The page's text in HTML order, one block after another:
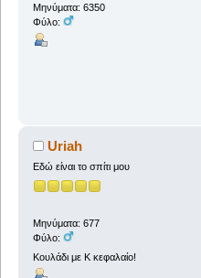
Μηνύματα: 6350
Φύλο:
Uriah
Εδώ είναι το σπίτι μου
Μηνύματα: 677
Φύλο:
Κουλάδι με Κ κεφαλαίο!